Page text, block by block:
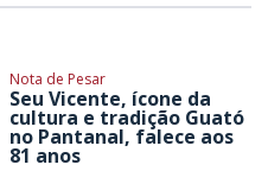
Nota de Pesar
Seu Vicente, ícone da
cultura e tradição Guató
no Pantanal, falece aos
81 anos